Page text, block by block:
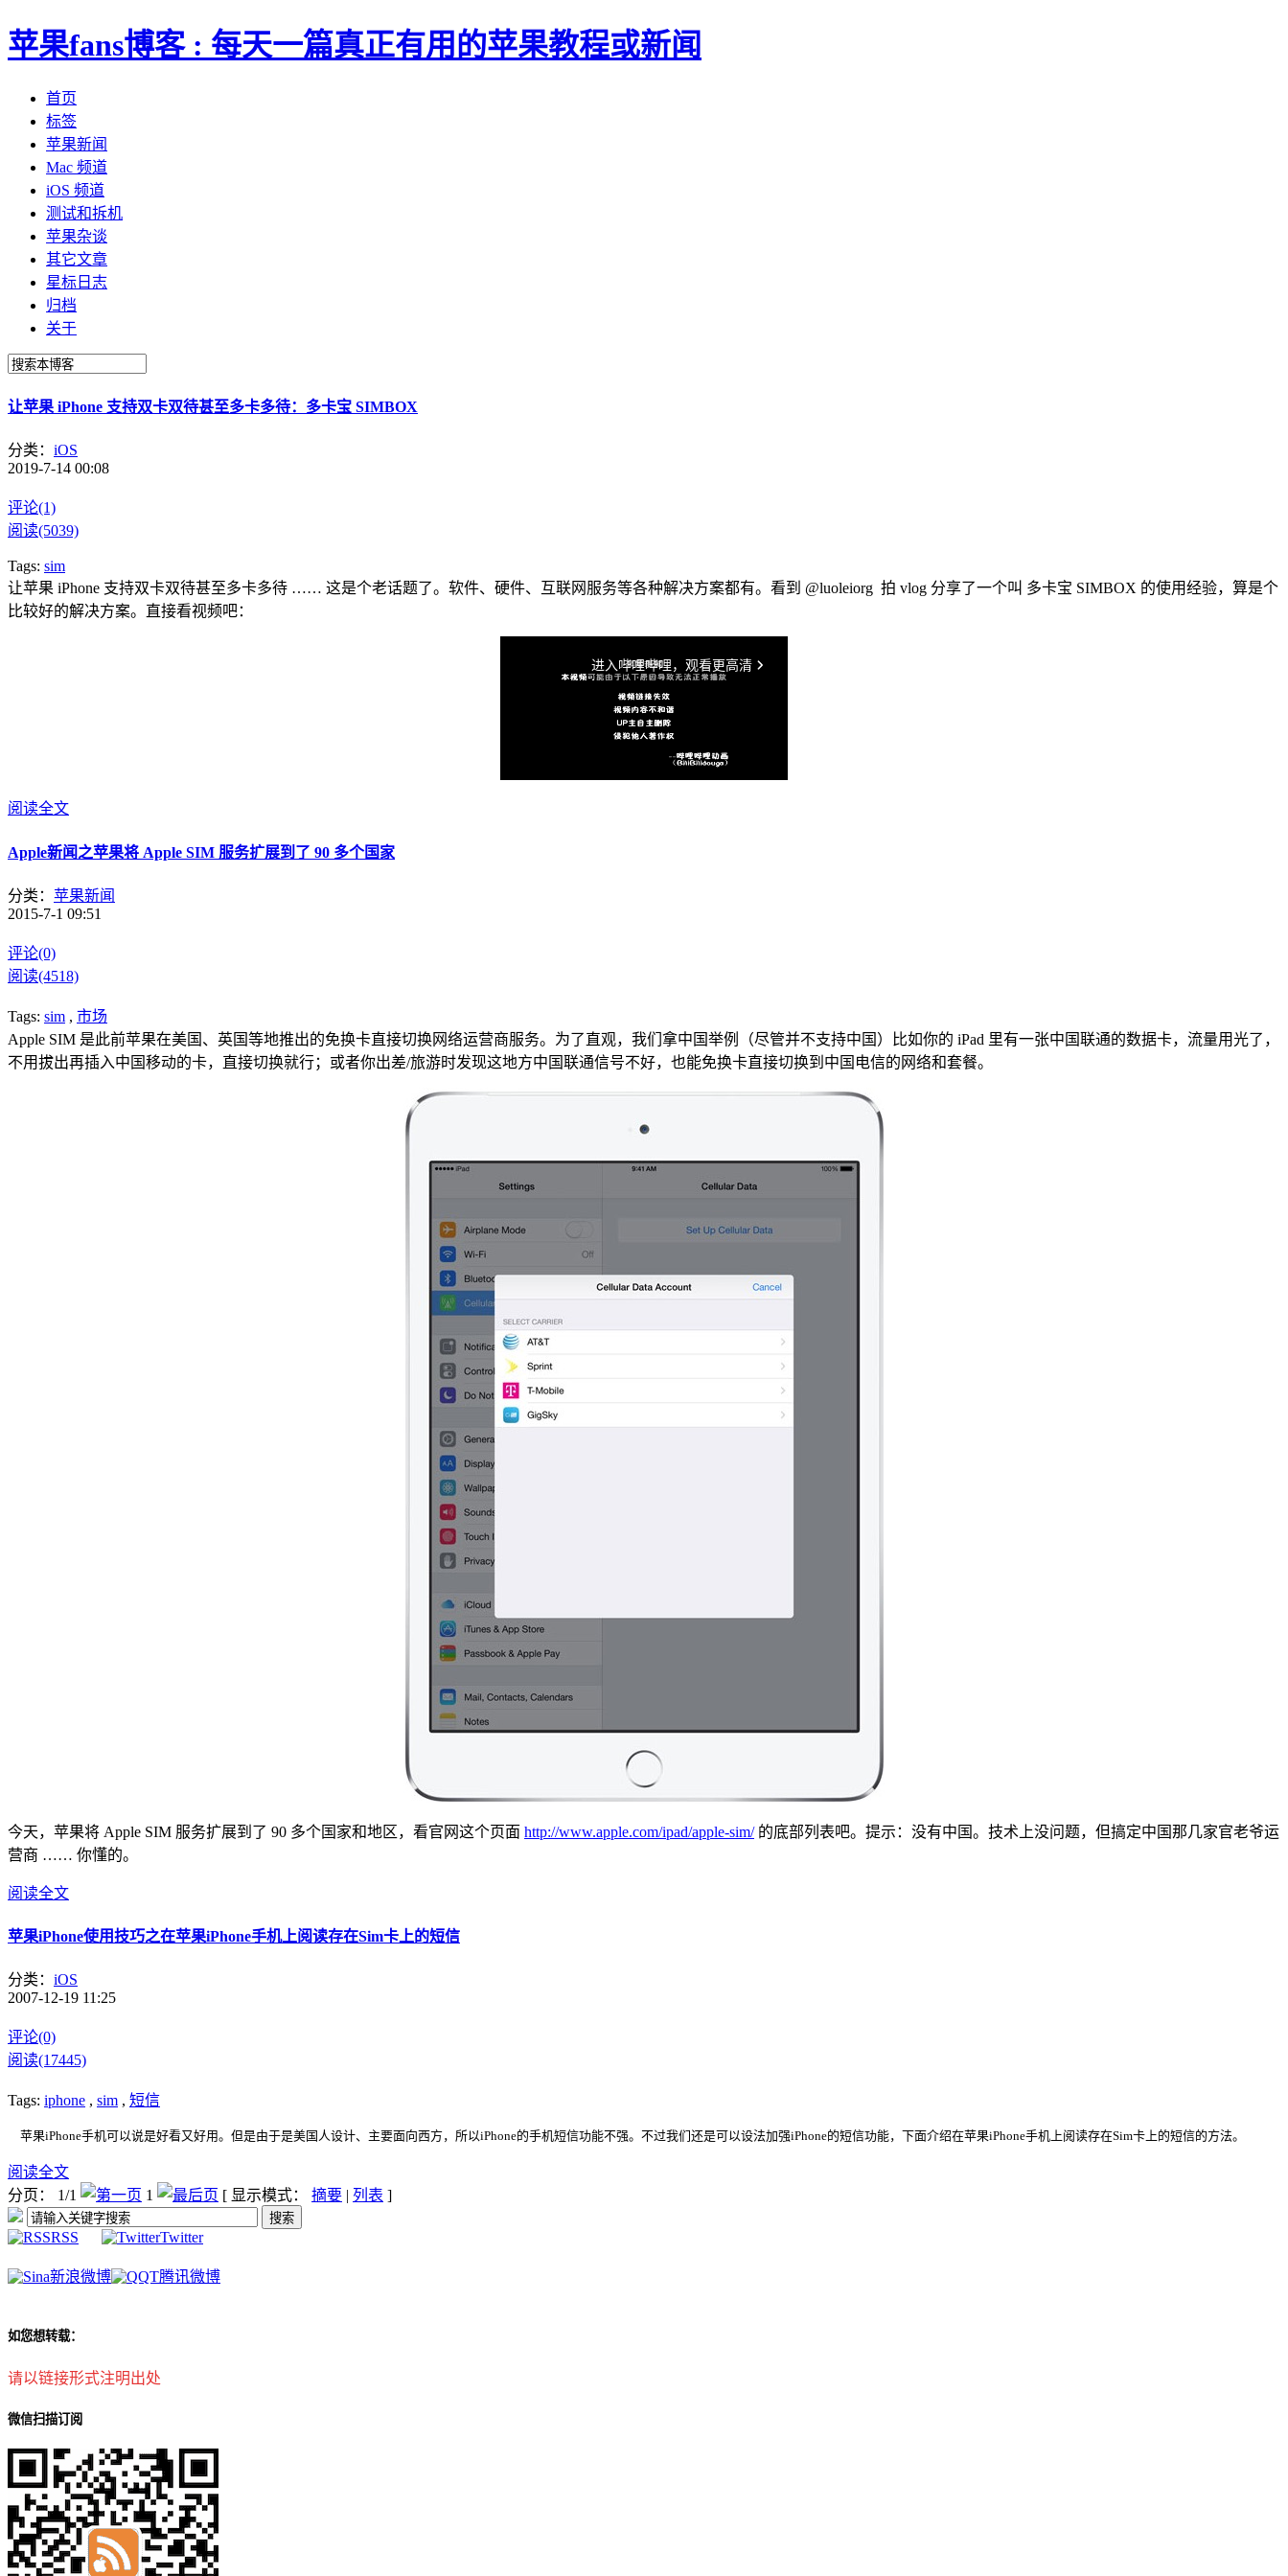
苹果fans博客 : 每天一篇真正有用的苹果教程或新闻
首页
标签
苹果新闻
Mac 频道
iOS 频道
测试和拆机
苹果杂谈
其它文章
星标日志
归档
关于
让苹果 iPhone 支持双卡双待甚至多卡多待：多卡宝 SIMBOX
分类： iOS
2019-7-14 00:08
评论(1)
阅读(5039)
Tags: sim
让苹果 iPhone 支持双卡双待甚至多卡多待 …… 这是个老话题了。软件、硬件、互联网服务等各种解决方案都有。看到 @luoleiorg 拍 vlog 分享了一个叫 多卡宝 SIMBOX 的使用经验，算是个
比较好的解决方案。直接看视频吧：
阅读全文
Apple新闻之苹果将 Apple SIM 服务扩展到了 90 多个国家
分类： 苹果新闻
2015-7-1 09:51
评论(0)
阅读(4518)
Tags: sim , 市场
Apple SIM 是此前苹果在美国、英国等地推出的免换卡直接切换网络运营商服务。为了直观，我们拿中国举例（尽管并不支持中国）比如你的 iPad 里有一张中国联通的数据卡，流量用光了，
不用拔出再插入中国移动的卡，直接切换就行；或者你出差/旅游时发现这地方中国联通信号不好，也能免换卡直接切换到中国电信的网络和套餐。
今天，苹果将 Apple SIM 服务扩展到了 90 多个国家和地区，看官网这个页面 http://www.apple.com/ipad/apple-sim/的底部列表吧。提示：没有中国。技术上没问题，但搞定中国那几家官老爷运
营商 …… 你懂的。
阅读全文
苹果iPhone使用技巧之在苹果iPhone手机上阅读存在Sim卡上的短信
分类： iOS
2007-12-19 11:25
评论(0)
阅读(17445)
Tags: iphone , sim , 短信
苹果iPhone手机可以说是好看又好用。但是由于是美国人设计、主要面向西方，所以iPhone的手机短信功能不强。不过我们还是可以设法加强iPhone的短信功能，下面介绍在苹果iPhone手机上阅读存在Sim卡上的短信的方法。
阅读全文
分页： 1/1
1 [ 显示模式： 摘要 列表 ]
RSS Twitter
新浪微博 腾讯微博
如您想转载：
请以链接形式注明出处
微信扫描订阅